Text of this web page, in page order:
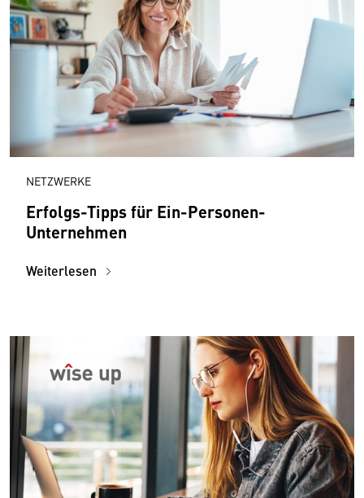
NETZWERKE
Erfolgs-Tipps für Ein-Personen-
Unternehmen
Weiterlesen